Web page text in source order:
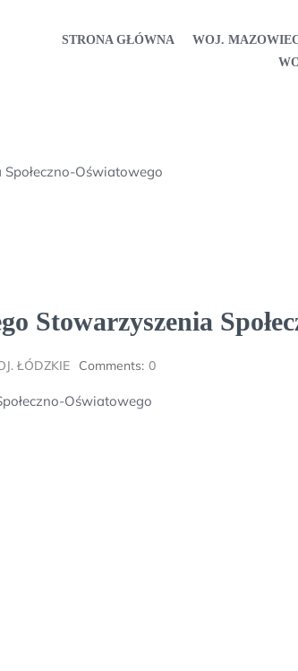
STRONA GŁÓWNA WOJ.
Oświatowego
Stowarzyszenia
ŁÓDZKIE Comments: 0
Oświatowego